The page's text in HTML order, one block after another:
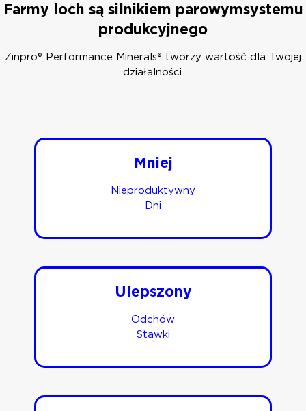
Farmy loch są silnikiem parowymsystemu
produkcyjnego
Zinpro® Performance Minerals® tworzy wartość dla Twojej
działalności.
Mniej
Nieproduktywny
Dni
Ulepszony
Odchów
Stawki